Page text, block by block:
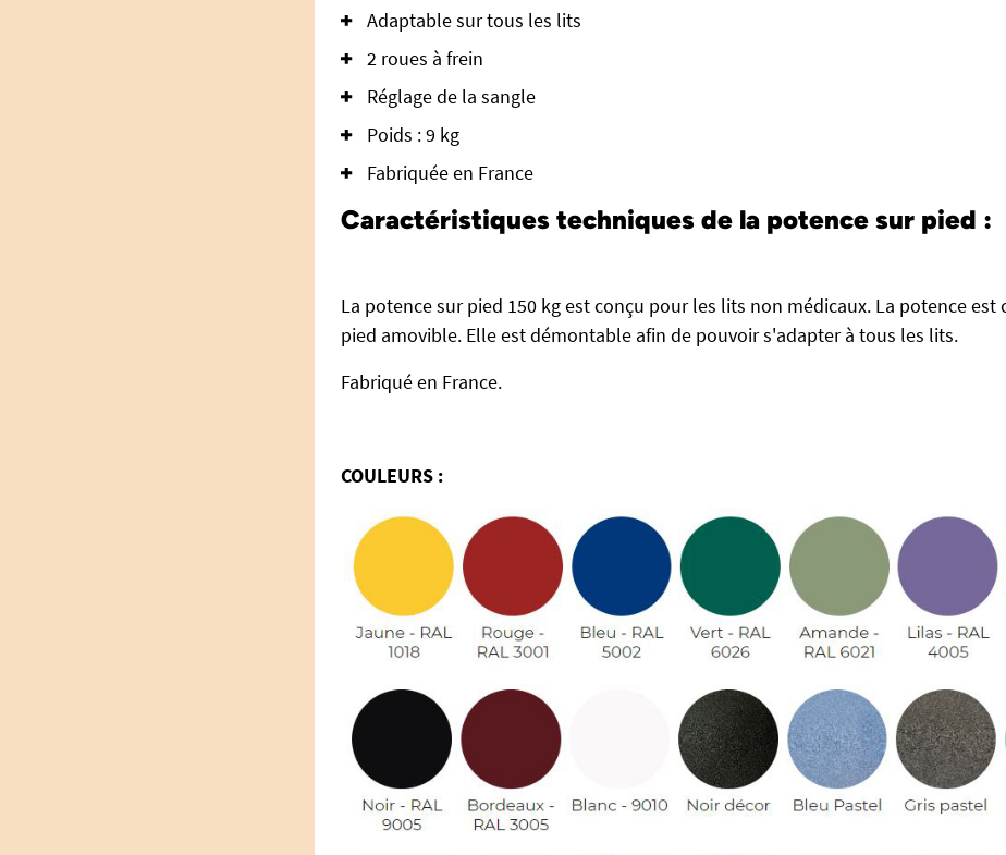
Adaptable sur tous les lits
2 roues à frein
Réglage de la sangle
Poids : 9 kg
Fabriquée en France
Caractéristiques techniques de la potence sur pied :
La potence sur pied 150 kg est conçu pour les lits non médicaux. La potence est
pied amovible. Elle est démontable afin de pouvoir s'adapter à tous les lits.
Fabriqué en France.
COULEURS :